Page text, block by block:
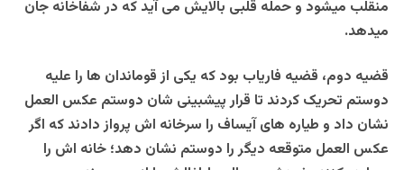
منقلب میشود و حمله قلبی بالایش می آید که در شفاخانه جان
میدهد.
قضیه دوم، قضیه فاریاب بود که یکی از قوماندان ها را علیه
دوستم تحریک کردند تا قرار پیشبینی شان دوستم عکس العمل
نشان داد و طیاره های آیساف را سرخانه اش پرواز دادند که اگر
عکس العمل متوقعه دیگر را دوستم نشان دهد؛ خانه اش را